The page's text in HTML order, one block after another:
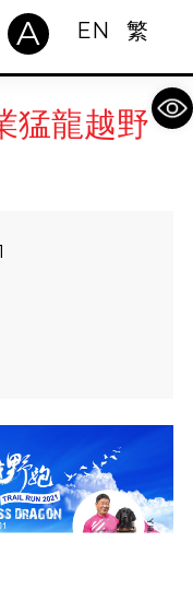
A EN 繁
猛龍越野